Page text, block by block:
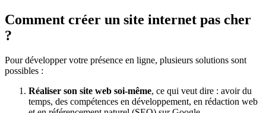
Comment créer un site internet pas cher
?
Pour développer votre présence en ligne, plusieurs solutions sont
possibles :
Réaliser son site web soi-même, ce qui veut dire : avoir du
temps, des compétences en développement, en rédaction web